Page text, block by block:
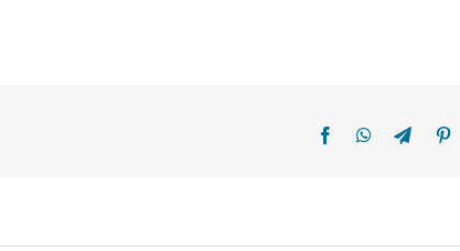
FacebookWhatsApp